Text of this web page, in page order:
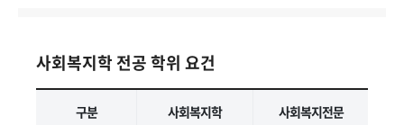
사회복지학 전공 학위 요건
구분 사회복지학 사회복지전문